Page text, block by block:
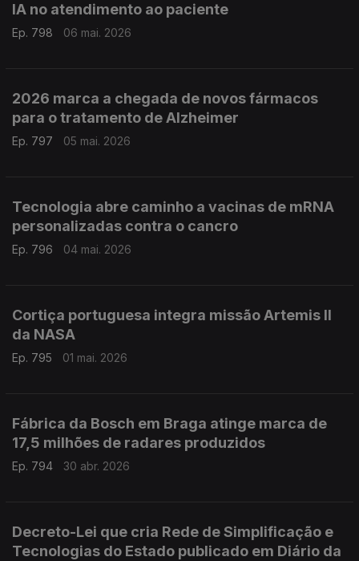
IA no atendimento ao paciente
Ep. 798 06 mai. 2026
2026 marca a chegada de novos fármacos
para o tratamento de Alzheimer
Ep. 797 05 mai. 2026
Tecnologia abre caminho a vacinas de mRNA
personalizadas contra o cancro
Ep. 796 04 mai. 2026
Cortiça portuguesa integra missão Artemis II
da NASA
Ep. 795 01 mai. 2026
Fábrica da Bosch em Braga atinge marca de
17,5 milhões de radares produzidos
Ep. 794 30 abr. 2026
Decreto-Lei que cria Rede de Simplificação e
Tecnologias do Estado publicado em Diário da